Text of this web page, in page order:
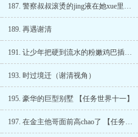
187. 警察叔叔滚烫的jing液在她xue里激she（H）(赵青蔓元晋，情趣角色扮演，下）
189. 再遇谢清
191. 让少年把硬到流水的粉嫩鸡巴插进她xue里（H）
193. 时过境迁（谢清视角）
195. 豪华的巨型别墅 【任务世界十一】
197. 在金主他哥面前高chao了 【任务世界十一】